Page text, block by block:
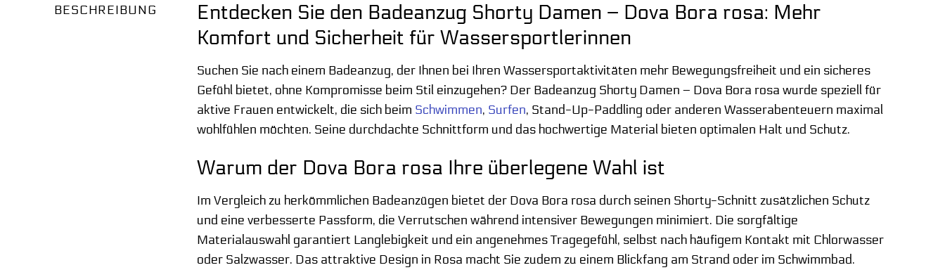
BESCHREIBUNG
Entdecken Sie den Badeanzug Shorty Damen – Dova Bora rosa: Mehr
Komfort und Sicherheit für Wassersportlerinnen
Suchen Sie nach einem Badeanzug, der Ihnen bei Ihren Wassersportaktivitäten mehr Bewegungsfreiheit und ein sicheres
Gefühl bietet, ohne Kompromisse beim Stil einzugehen? Der Badeanzug Shorty Damen – Dova Bora rosa wurde speziell für
aktive Frauen entwickelt, die sich beim Schwimmen, Surfen, Stand-Up-Paddling oder anderen Wasserabenteuern maximal
wohlfühlen möchten. Seine durchdachte Schnittform und das hochwertige Material bieten optimalen Halt und Schutz.
Warum der Dova Bora rosa Ihre überlegene Wahl ist
Im Vergleich zu herkömmlichen Badeanzügen bietet der Dova Bora rosa durch seinen Shorty-Schnitt zusätzlichen Schutz
und eine verbesserte Passform, die Verrutschen während intensiver Bewegungen minimiert. Die sorgfältige
Materialauswahl garantiert Langlebigkeit und ein angenehmes Tragegefühl, selbst nach häufigem Kontakt mit Chlorwasser
oder Salzwasser. Das attraktive Design in Rosa macht Sie zudem zu einem Blickfang am Strand oder im Schwimmbad.